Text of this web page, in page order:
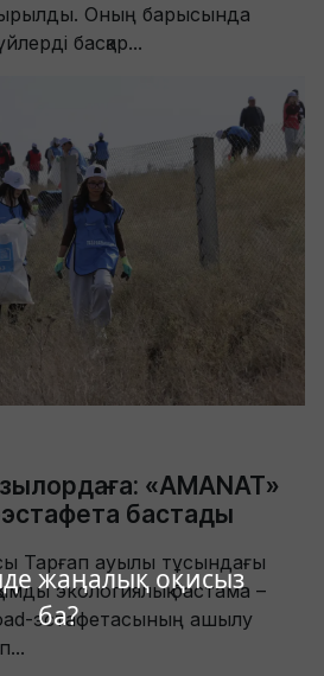
жаңалық оқисыз
ба?
Оның барысында
басқар...
«AMANAT»
бастады
Тарғап ауылы тұсындағы
экологиялық бастама –
эстафетасының ашылу